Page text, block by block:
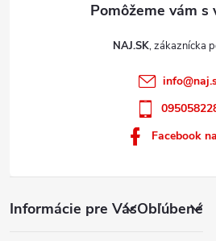
Informácie pre VásObľúbené
NAJ.SK
info@
Facebook